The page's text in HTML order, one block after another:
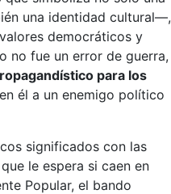
una identidad cultural—,
democráticos y
no fue un error de guerra,
para los
él a un enemigo político
significados con las
le espera si caen en
Popular, el bando